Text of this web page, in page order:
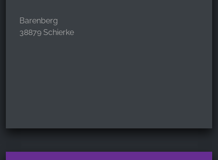
Barenberg
38879 Schierke